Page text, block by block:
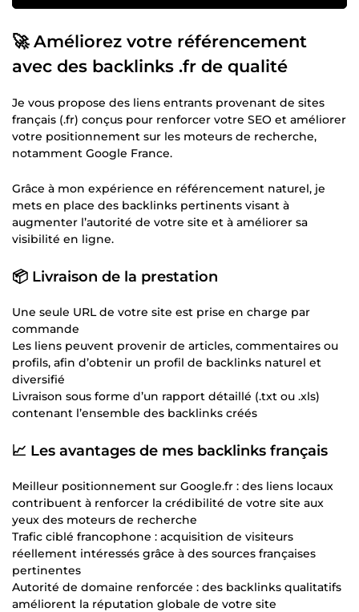
🚀 Améliorez votre référencement
avec des backlinks .fr de qualité
Je vous propose des liens entrants provenant de sites
français (.fr) conçus pour renforcer votre SEO et améliorer
votre positionnement sur les moteurs de recherche,
notamment Google France.
Grâce à mon expérience en référencement naturel, je
mets en place des backlinks pertinents visant à
augmenter l’autorité de votre site et à améliorer sa
visibilité en ligne.
📦 Livraison de la prestation
Une seule URL de votre site est prise en charge par
commande
Les liens peuvent provenir de articles, commentaires ou
profils, afin d’obtenir un profil de backlinks naturel et
diversifié
Livraison sous forme d’un rapport détaillé (.txt ou .xls)
contenant l’ensemble des backlinks créés
📈 Les avantages de mes backlinks français
Meilleur positionnement sur Google.fr : des liens locaux
contribuent à renforcer la crédibilité de votre site aux
yeux des moteurs de recherche
Trafic ciblé francophone : acquisition de visiteurs
réellement intéressés grâce à des sources françaises
pertinentes
Autorité de domaine renforcée : des backlinks qualitatifs
améliorent la réputation globale de votre site